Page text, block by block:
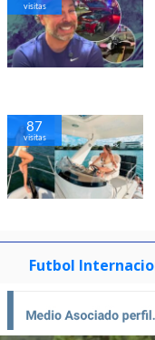
visitas
0
visitas
87
visitas